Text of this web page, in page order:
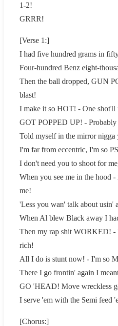
1-2!
GRRR!
[Verse 1:]
I had five hundred grams in
Four-hundred Benz eight-
Then the ball dropped, GUN
blast!
I make it so HOT! - One shot'll
GOT POPPED UP! - Probably
Told myself in the mirror nigga
I'm far from eccentric, I'm so
I don't need you to shoot for
When you see me in the hood
me!
'Less you wan' talk about usin'
When Al blew Black away I
Then my rap shit WORKED! -
rich!
All I do is stunt now! - I'm so
There I go frontin' again I
GO 'HEAD! Move wreckless
I serve 'em with the Semi feed
[Chorus:]